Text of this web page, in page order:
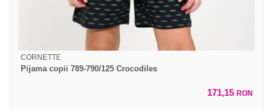
CORNETTE
Pijama copii 789-790/125 Crocodiles
171,15 RON